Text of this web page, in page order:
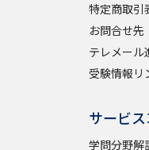
特定商取引
お問合せ先
テレメール
受験情報リ
サービ
学問分野解